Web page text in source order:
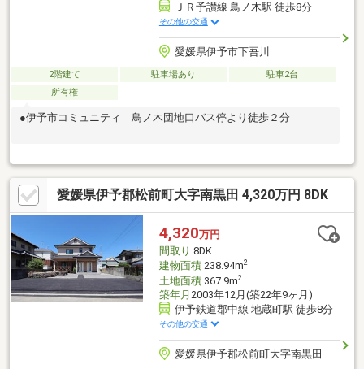
ＪＲ予讃線 鳥ノ木駅 徒歩8分
その他の交通
愛媛県伊予市下吾川
2階建て 駐車場あり
駐車2台
所有権
●伊予市コミュニティ 鳥ノ木団地口バス停より徒歩２分
愛媛県伊予郡松前町大字南黒田 4,320万円 8DK
4,320万円
間取り 8DK
建物面積238.94m2
土地面積367.9m2
築年月 2003年12月(築22年9ヶ月)
伊予鉄道郡中線 地蔵町駅 徒歩8分
その他の交通
愛媛県伊予郡松前町大字南黒田